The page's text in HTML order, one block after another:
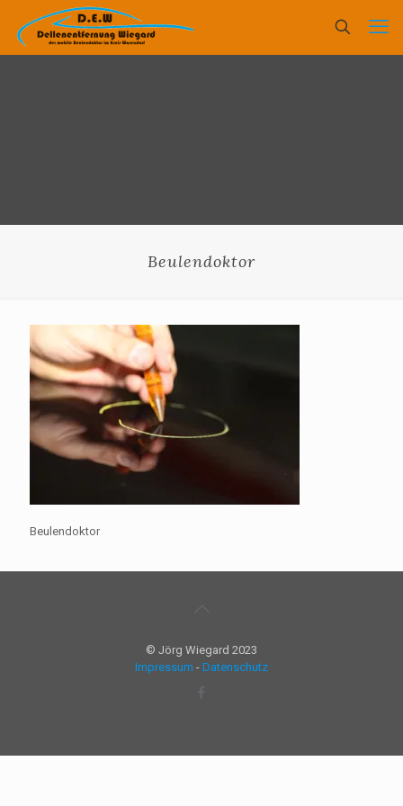
Beulendoktor
Beulendoktor
© Jörg Wiegard 2023
Impressum - Datenschutz